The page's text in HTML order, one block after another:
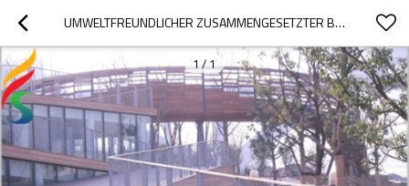
UMWELTFREUNDLICHER ZUSAMMENGESETZTER BODENBELAG
1/1